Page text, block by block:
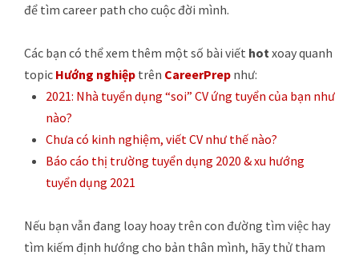
để tìm career path cho cuộc đời mình.
Các bạn có thể xem thêm một số bài viết hot xoay quanh
topic Hướng nghiệp trên CareerPrep như:
2021: Nhà tuyển dụng “soi” CV ứng tuyển của bạn như
nào?
Chưa có kinh nghiệm, viết CV như thế nào?
Báo cáo thị trường tuyển dụng 2020 & xu hướng
tuyển dụng 2021
Nếu bạn vẫn đang loay hoay trên con đường tìm việc hay
tìm kiếm định hướng cho bản thân mình, hãy thử tham